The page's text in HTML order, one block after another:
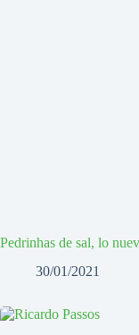
Pedrinhas de sal, lo
30/01/2021